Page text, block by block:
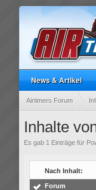
News & Artikel
Airtimers Forum
Inhalte
Es gab 1 Einträge für
Nach Inhalt:
Forum